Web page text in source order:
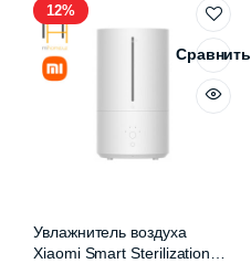
12%
Сравнить
Увлажнитель воздуха
Xiaomi Smart Sterilization